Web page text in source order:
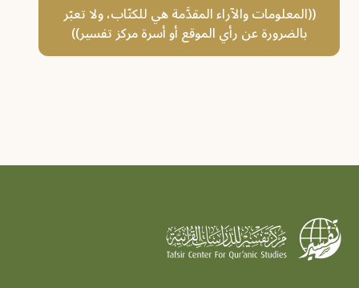
((المعلومات والآراء المقدَّمة هي للكتّاب، ولا تعبّر
بالضرورة عن رأي الموقع أو أسرة مركز تفسير))